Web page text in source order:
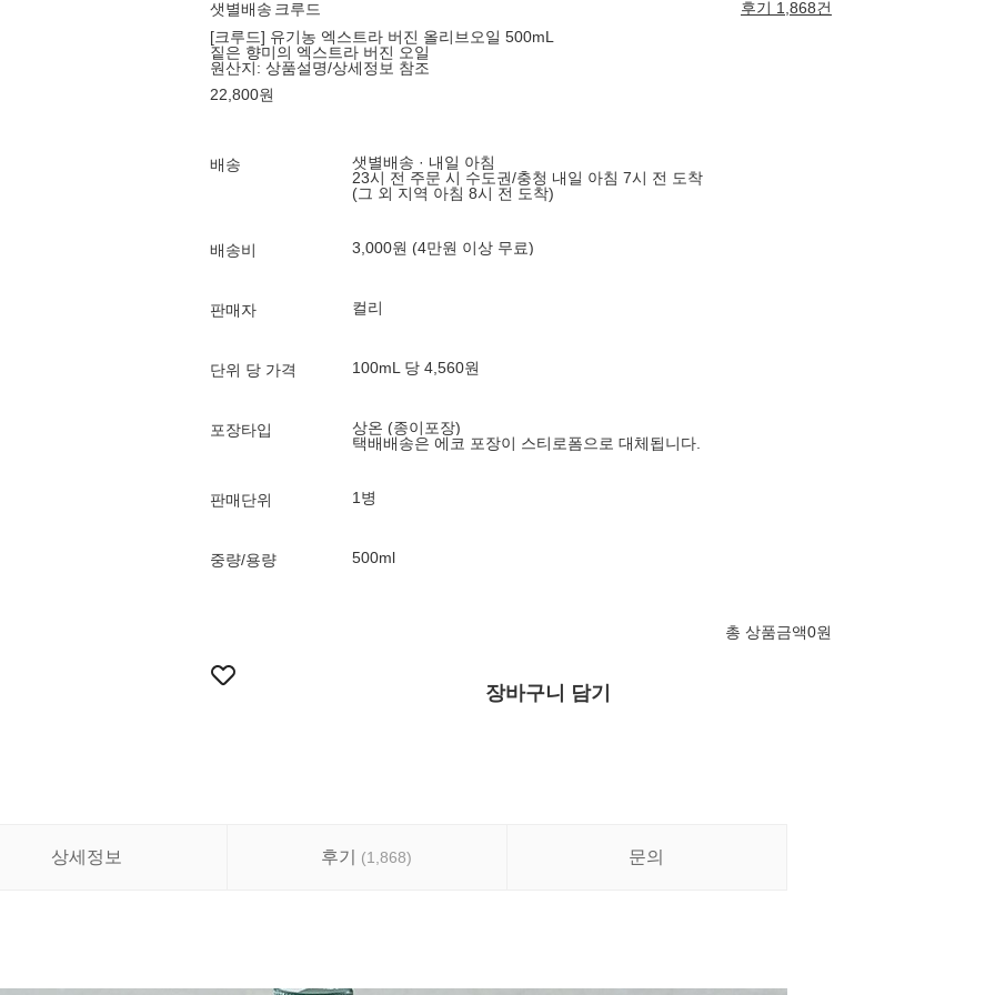
샛별배송 크루드
후기 1,868건
[크루드] 유기농 엑스트라 버진 올리브오일 500mL
짙은 향미의 엑스트라 버진 오일
원산지: 상품설명/상세정보 참조
22,800원
배송
샛별배송 · 내일 아침
23시 전 주문 시 수도권/충청 내일 아침 7시 전 도착
(그 외 지역 아침 8시 전 도착)
배송비 3,000원 (4만원 이상 무료)
판매자 컬리
단위 당 가격 100mL 당 4,560원
포장타입
상온 (종이포장)
택배배송은 에코 포장이 스티로폼으로 대체됩니다.
판매단위 1병
중량/용량 500ml
총 상품금액0원
장바구니 담기
상세정보 후기 (1,868) 문의